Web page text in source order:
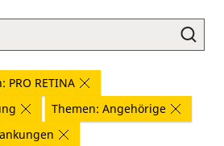
PRO RETINA
Themen: Angehörige